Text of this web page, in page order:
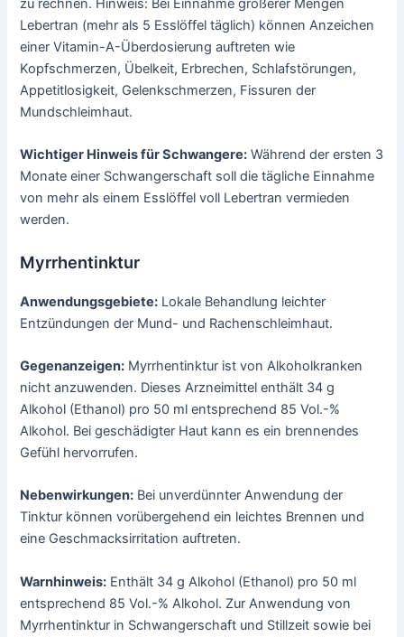
zu rechnen. Hinweis: Bei Einnahme größerer Mengen
Lebertran (mehr als 5 Esslöffel täglich) können Anzeichen
einer Vitamin-A-Überdosierung auftreten wie
Kopfschmerzen, Übelkeit, Erbrechen, Schlafstörungen,
Appetitlosigkeit, Gelenkschmerzen, Fissuren der
Mundschleimhaut.
Wichtiger Hinweis für Schwangere: Während der ersten 3
Monate einer Schwangerschaft soll die tägliche Einnahme
von mehr als einem Esslöffel voll Lebertran vermieden
werden.
Myrrhentinktur
Anwendungsgebiete: Lokale Behandlung leichter
Entzündungen der Mund- und Rachenschleimhaut.
Gegenanzeigen: Myrrhentinktur ist von Alkoholkranken
nicht anzuwenden. Dieses Arzneimittel enthält 34 g
Alkohol (Ethanol) pro 50 ml entsprechend 85 Vol.-%
Alkohol. Bei geschädigter Haut kann es ein brennendes
Gefühl hervorrufen.
Nebenwirkungen: Bei unverdünnter Anwendung der
Tinktur können vorübergehend ein leichtes Brennen und
eine Geschmacksirritation auftreten.
Warnhinweis: Enthält 34 g Alkohol (Ethanol) pro 50 ml
entsprechend 85 Vol.-% Alkohol. Zur Anwendung von
Myrrhentinktur in Schwangerschaft und Stillzeit sowie bei